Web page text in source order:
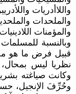
واللاأدريات
والملحدات
والمؤمنات
وبالنسبة
قبيل فرض ما هو
نظريا ليس
وكانت صياغته
وحُرِّفَ الإنجيل،